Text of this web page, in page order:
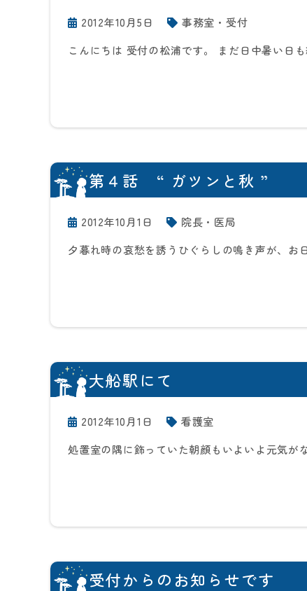
2012年10月5日
事務室・受付
こんにちは 受付の松浦です。 まだ日中暑い日
第４話 “ ガツンと秋 ”
2012年10月1日
院長・医局
夕暮れ時の哀愁を誘うひぐらしの鳴き声が、
大船駅にて
2012年10月1日
看護室
処置室の隅に飾っていた朝顔もいよいよ元気
受付からのお知らせです